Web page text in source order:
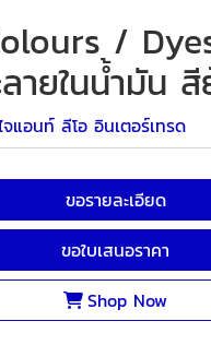
/
ายในน้ำมัน
จแอนท์ ลีโอ อินเตอร์เทรด
ขอรายละเอียด
ขอใบเสนอราคา
Shop Now